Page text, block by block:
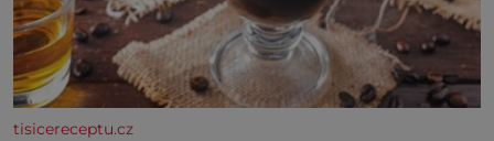
tisicereceptu.cz